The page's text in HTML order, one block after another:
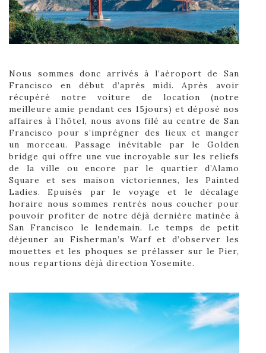
Nous sommes donc arrivés à l’aéroport de San
Francisco en début d’après midi. Après avoir
récupéré notre voiture de location (notre
meilleure amie pendant ces 15jours) et déposé nos
affaires à l’hôtel, nous avons filé au centre de San
Francisco pour s’imprégner des lieux et manger
un morceau. Passage inévitable par le Golden
bridge qui offre une vue incroyable sur les reliefs
de la ville ou encore par le quartier d’Alamo
Square et ses maison victoriennes, les Painted
Ladies. Epuisés par le voyage et le décalage
horaire nous sommes rentrés nous coucher pour
pouvoir profiter de notre déjà dernière matinée à
San Francisco le lendemain. Le temps de petit
déjeuner au Fisherman’s Warf et d’observer les
mouettes et les phoques se prélasser sur le Pier,
nous repartions déjà direction Yosemite.